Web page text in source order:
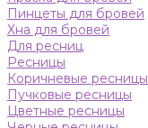
Пинцеты для бровей
Хна для бровей
Для ресниц
Ресницы
Коричневые ресницы
Пучковые ресницы
Цветные ресницы